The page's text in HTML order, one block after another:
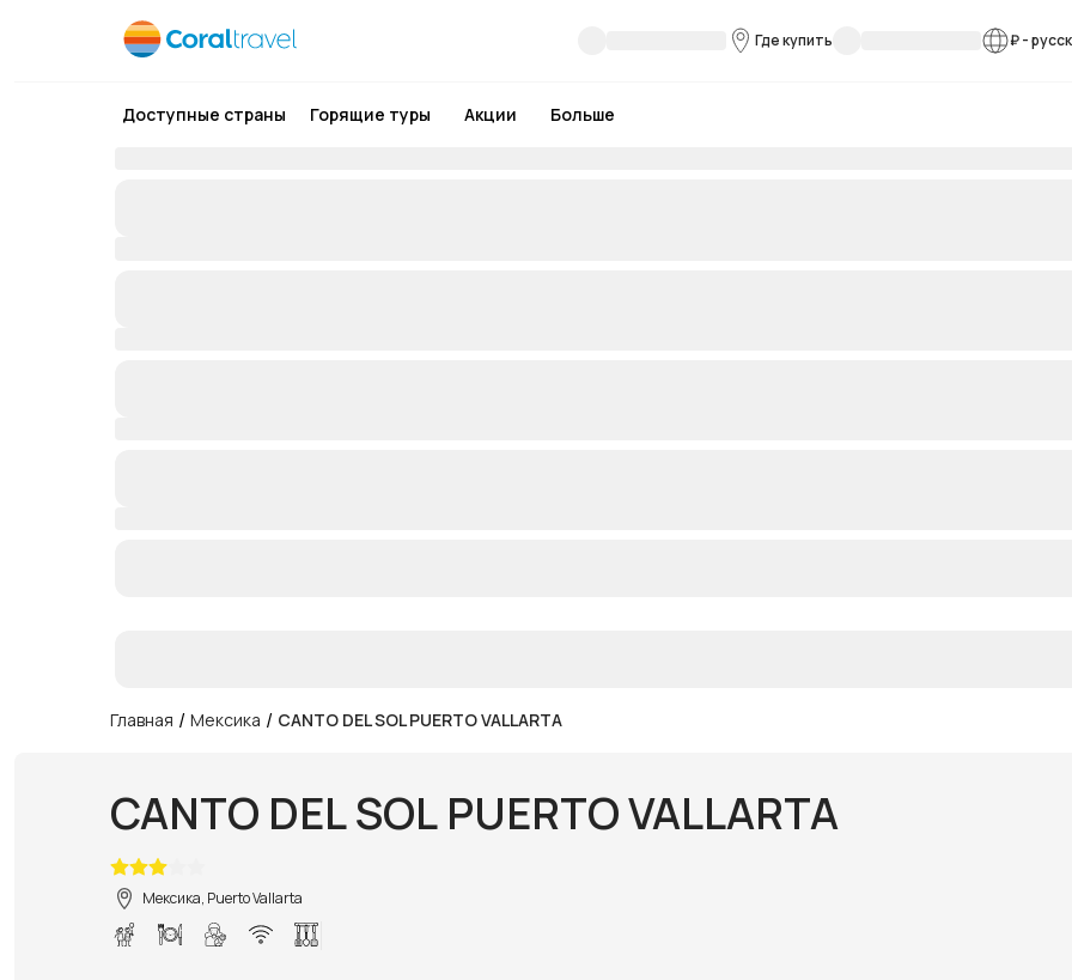
Где купить ₽-
Доступные страны Горящие туры Акции Больше
Главная / Мексика / CANTO DEL SOL PUERTO VALLARTA
CANTO DEL SOL PUERTO VALLARTA
Мексика, Puerto Vallarta